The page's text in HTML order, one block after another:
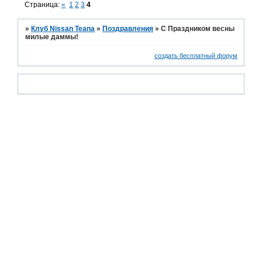
Страница:« 1 2 3 4
» Клуб Nissan Teana » Поздравления »С Праздником весны
милые даммы!
создать бесплатный форум